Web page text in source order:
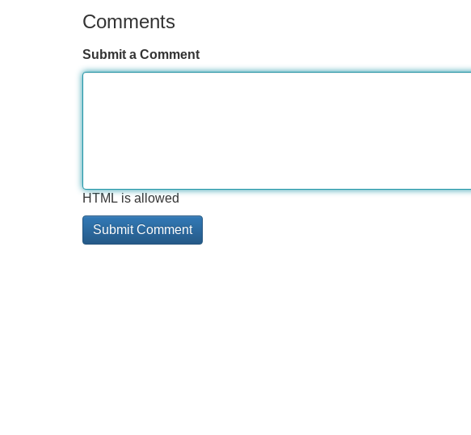
Comments
Submit a Comment
HTML is allowed